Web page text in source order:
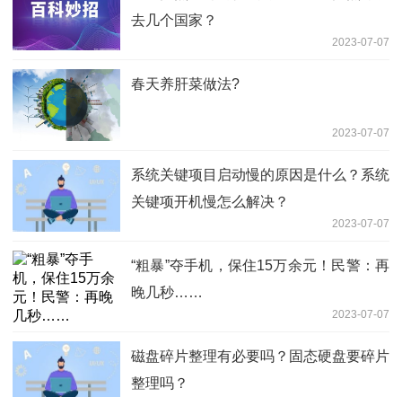
去几个国家？
2023-07-07
春天养肝菜做法?
2023-07-07
系统关键项目启动慢的原因是什么？系统
关键项开机慢怎么解决？
2023-07-07
“粗暴”夺手机，保住15万余元！民警：再
晚几秒……
2023-07-07
磁盘碎片整理有必要吗？固态硬盘要碎片
整理吗？